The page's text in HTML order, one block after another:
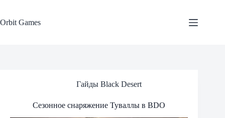
content
Orbit Games
Гайды Black Desert
Сезонное снаряжение Туваллы в BDO